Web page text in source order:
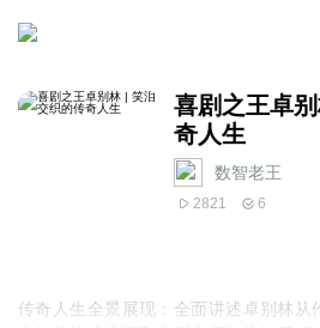
喜剧之王卓
奇人生
数智老王
2821 6
传奇人生全景展现 ：全面讲述卓别林从